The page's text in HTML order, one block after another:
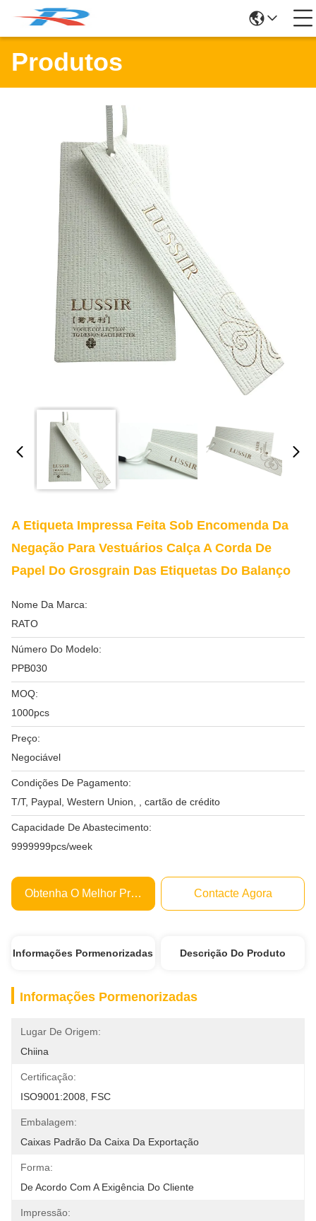
Produtos
A Etiqueta Impressa Feita Sob Encomenda Da
Negação Para Vestuários Calça A Corda De
Papel Do Grosgrain Das Etiquetas Do Balanço
Nome Da Marca:
RATO
Número Do Modelo:
PPB030
MOQ:
1000pcs
Preço:
Negociável
Condições De Pagamento:
T/T, Paypal, Western Union, , cartão de crédito
Capacidade De Abastecimento:
9999999pcs/week
Obtenha O Melhor Preço Contacte Agora
Informações Pormenorizadas Descrição Do Produto
Informações Pormenorizadas
Lugar De Origem:
Chiina
Certificação:
ISO9001:2008, FSC
Embalagem:
Caixas Padrão Da Caixa Da Exportação
Forma:
De Acordo Com A Exigência Do Cliente
Impressão: